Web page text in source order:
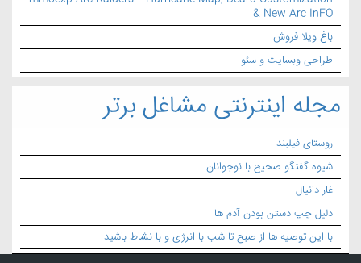
& New Arc InFO
باغ ویلا فروش
طراحی وبسایت و سئو
مجله اینترنتی مشاغل برتر
روستای فیلبند
شیوه گفتگو صحیح با نوجوانان
غار دانیال
دلیل چپ دستن بودن آدم ها
با این توصیه ها از صبح تا شب با انرژی و با نشاط باشید